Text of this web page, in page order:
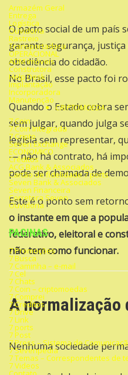
O pacto social de um país
garante segurança,
obediência do cidadão.
No Brasil, esse pacto foi
Quando o Estado cobra
sem julgar, quando julga
legisla sem representar,
— não há contrato, há
pode ser chamada de
Este é o ponto sem
o instante em que a
federativo, eleitoral e
não tem como funcionar.
A normalização
Nenhuma sociedade
Armazém Geral
Entrega
Logística
Ouvidoria
Rastreio
Transportadora
OPERACIONAL
ADM Imóveis
Construtora
Help Desk
Implantação
Incorporadora
Manutenção
CRIPTOMOEDA
7 Coin
7 Coin Integrada
7 Cripto
Seven Exchange
ECONOMICO
Créditos
ACG Bank & Associados
Cartão de fidelidade 7 ports
Seven Bank & Associados
Seven Financeira
Corretora Seven
Ouvidoria
PAGINAS
7 Promoções
7 Busca
7 Caminha – e-mail
7 Cel
7 Chats
7 Coin – criptomoedas
7 Comprei
7 Creditos
7 Drive
7 Link
7 ports
7 Post
7 Press – Sistema de
7 Sevenpédia
7 Temas – Correspondentes de
7 Videos